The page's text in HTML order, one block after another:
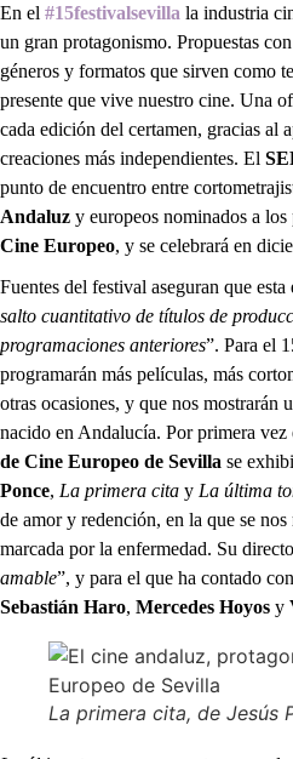
En el #15festivalsevilla la industria
un gran protagonismo. Propuestas
géneros y formatos que sirven como
presente que vive nuestro cine. Una
cada edición del certamen, gracias al
creaciones más independientes. El
punto de encuentro entre
Andaluz y europeos nominados a los
Cine Europeo, y se celebrará en
Fuentes del festival aseguran que esta
salto cuantitativo de títulos de
programaciones anteriores”. Para el
programarán más películas, más
otras ocasiones, y que nos mostrarán
nacido en Andalucía. Por primera vez
de Cine Europeo de Sevilla se
Ponce, La primera cita y La última
de amor y redención, en la que se
marcada por la enfermedad. Su
amable”, y para el que ha contado
Sebastián Haro, Mercedes Hoyos y
La primera cita, de Jesús